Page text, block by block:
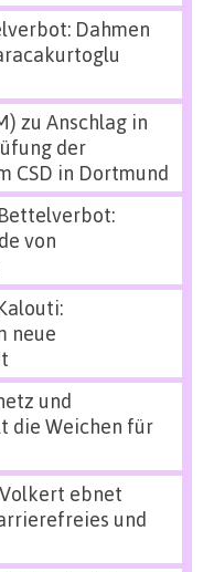
Dahmen
zu Anschlag in
der
CSD in Dortmund
von
neue
und
die Weichen für
ebnet
und